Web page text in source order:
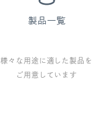
様々な用途に適した製品を
ご用意しています